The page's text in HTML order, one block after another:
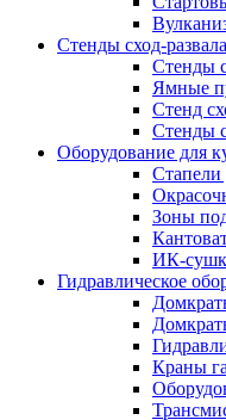
Стенды сход-развала
Стенды
Ямные
Стенд
Стенды
Оборудование для
Стапели
Зоны
ИК-
Гидравлическое
Краны